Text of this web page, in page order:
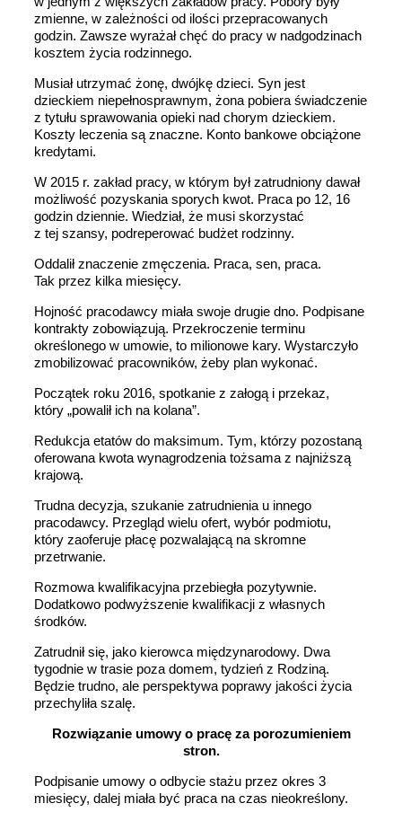
zmienne, w zależności od ilości przepracowanych
godzin. Zawsze wyrażał chęć do pracy w nadgodzinach
kosztem życia rodzinnego.
Musiał utrzymać żonę, dwójkę dzieci. Syn jest
dzieckiem niepełnosprawnym, żona pobiera świadczenie
z tytułu sprawowania opieki nad chorym dzieckiem.
Koszty leczenia są znaczne. Konto bankowe obciążone
kredytami.
W 2015 r. zakład pracy, w którym był zatrudniony dawał
możliwość pozyskania sporych kwot. Praca po 12, 16
godzin dziennie. Wiedział, że musi skorzystać
z tej szansy, podreperować budżet rodzinny.
Oddalił znaczenie zmęczenia. Praca, sen, praca.
Tak przez kilka miesięcy.
Hojność pracodawcy miała swoje drugie dno. Podpisane
kontrakty zobowiązują. Przekroczenie terminu
określonego w umowie, to milionowe kary. Wystarczyło
zmobilizować pracowników, żeby plan wykonać.
Początek roku 2016, spotkanie z załogą i przekaz,
który „powalił ich na kolana”.
Redukcja etatów do maksimum. Tym, którzy pozostaną
oferowana kwota wynagrodzenia tożsama z najniższą
krajową.
Trudna decyzja, szukanie zatrudnienia u innego
pracodawcy. Przegląd wielu ofert, wybór podmiotu,
który zaoferuje płacę pozwalającą na skromne
przetrwanie.
Rozmowa kwalifikacyjna przebiegła pozytywnie.
Dodatkowo podwyższenie kwalifikacji z własnych
środków.
Zatrudnił się, jako kierowca międzynarodowy. Dwa
tygodnie w trasie poza domem, tydzień z Rodziną.
Będzie trudno, ale perspektywa poprawy jakości życia
przechyliła szalę.
Rozwiązanie umowy o pracę za porozumieniem
stron.
Podpisanie umowy o odbycie stażu przez okres 3
miesięcy, dalej miała być praca na czas nieokreślony.